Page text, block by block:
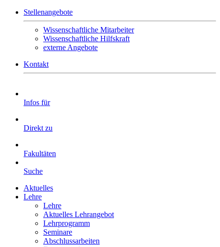
Stellenangebote
Wissenschaftliche Mitarbeiter
Wissenschaftliche Hilfskraft
externe Angebote
Kontakt
Infos für
Direkt zu
Fakultäten
Suche
Aktuelles
Lehre
Lehre
Aktuelles Lehrangebot
Lehrprogramm
Seminare
Abschlussarbeiten